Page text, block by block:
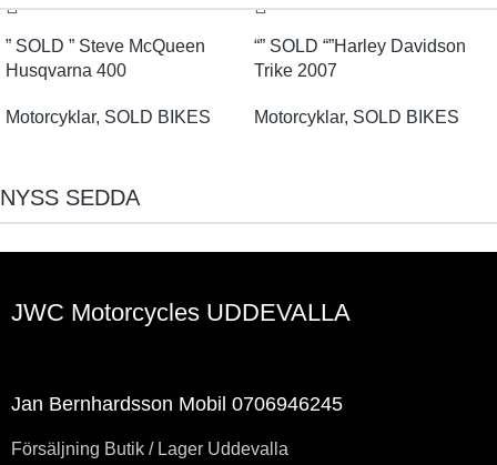
” SOLD ” Steve McQueen
Husqvarna 400
Motorcyklar, SOLD BIKES
“” SOLD “”Harley Davidson
Trike 2007
Motorcyklar, SOLD BIKES
NYSS SEDDA
JWC Motorcycles UDDEVALLA
Jan Bernhardsson Mobil 0706946245
Försäljning Butik / Lager Uddevalla